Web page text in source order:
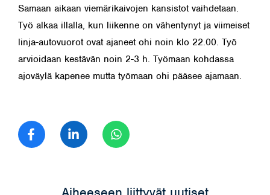
Samaan aikaan viemärikaivojen kansistot vaihdetaan.
Työ alkaa illalla, kun liikenne on vähentynyt ja viimeiset
linja-autovuorot ovat ajaneet ohi noin klo 22.00. Työ
arvioidaan kestävän noin 2-3 h. Työmaan kohdassa
ajoväylä kapenee mutta työmaan ohi pääsee ajamaan.
Jaa FacebookJaa LinkedIn